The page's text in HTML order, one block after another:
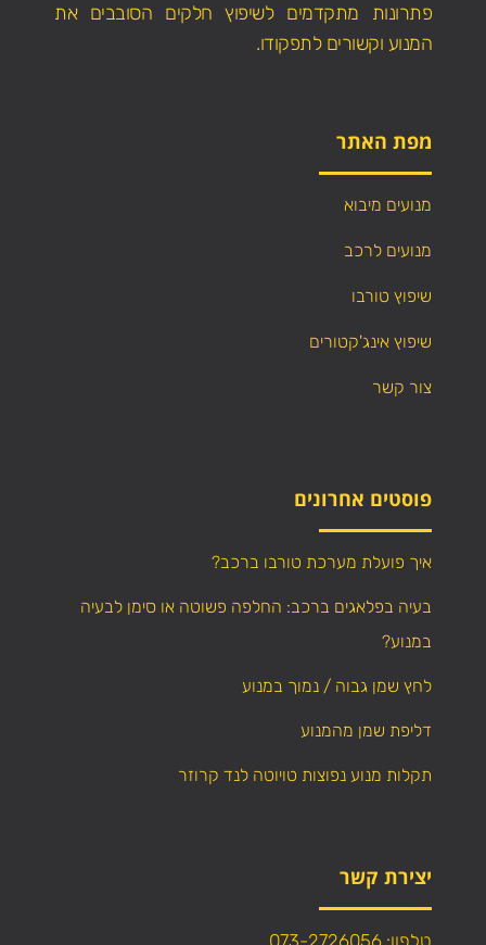
פתרונות מתקדמים לשיפוץ חלקים הסובבים את
המנוע וקשורים לתפקודו.
מפת האתר
מנועים מיבוא
מנועים לרכב
שיפוץ טורבו
שיפוץ אינג'קטורים
צור קשר
פוסטים אחרונים
איך פועלת מערכת טורבו ברכב?
בעיה בפלאגים ברכב: החלפה פשוטה או סימן לבעיה
במנוע?
לחץ שמן גבוה / נמוך במנוע
דליפת שמן מהמנוע
תקלות מנוע נפוצות טויוטה לנד קרוזר
יצירת קשר
טלפון: 073-2726056